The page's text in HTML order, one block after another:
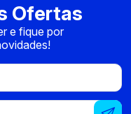
Ofertas
e fique por